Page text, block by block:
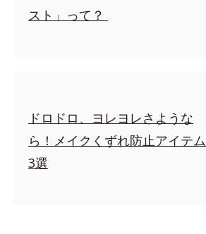
スト」って？
ドロドロ、ヨレヨレさような
ら！メイクくずれ防止アイテム
3選